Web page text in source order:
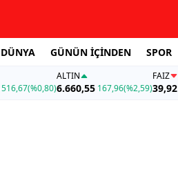
DÜNYA GÜNÜN İÇİNDEN SPOR
516,67(%0,80)
ALTIN
6.660,55 167,96(%2,59)
FAİZ
39,92